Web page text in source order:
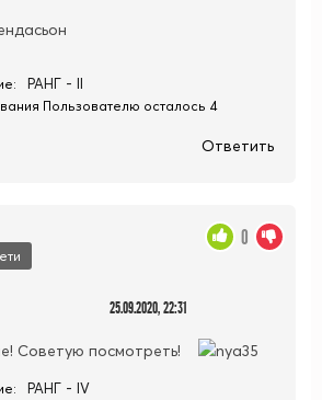
РАНГ - II
Пользователю осталось 4
Ответить
25.09.2020, 22:31
Советую посмотреть!
0
РАНГ - IV